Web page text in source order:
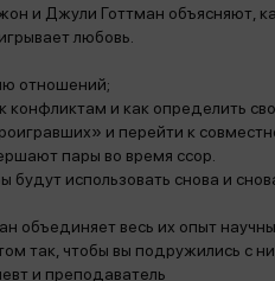
и Джули Готтман объясняют,
любовь.
отношений;
и как определить
и перейти к
пары во время ссор.
использовать снова и
объединяет весь их опыт
так, чтобы вы подружились
и преподаватель